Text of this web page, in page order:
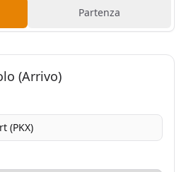
Partenza
(Arrivo)
(PKX)